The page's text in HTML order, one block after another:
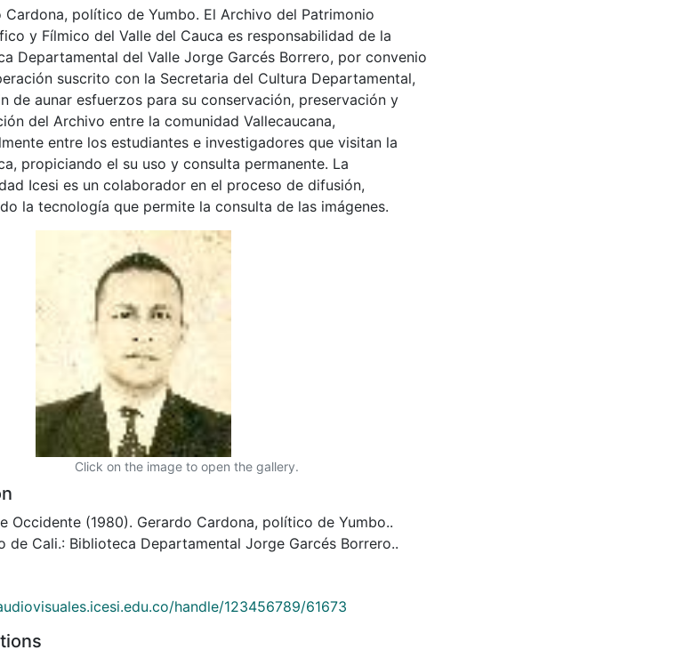
Cardona, político de Yumbo. El Archivo del Patrimonio
y Fílmico del Valle del Cauca es responsabilidad de la
Departamental del Valle Jorge Garcés Borrero, por convenio
suscrito con la Secretaria del Cultura Departamental,
de aunar esfuerzos para su conservación, preservación y
del Archivo entre la comunidad Vallecaucana,
entre los estudiantes e investigadores que visitan la
propiciando el su uso y consulta permanente. La
Icesi es un colaborador en el proceso de difusión,
la tecnología que permite la consulta de las imágenes.
Click on the image to open the gallery.
Occidente (1980). Gerardo Cardona, político de Yumbo..
de Cali.: Biblioteca Departamental Jorge Garcés Borrero..
handle/123456789/61673